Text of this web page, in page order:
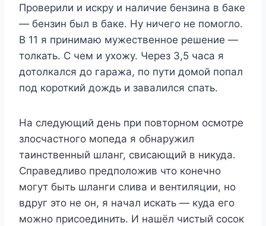
Проверили и искру и наличие бензина в баке
— бензин был в баке. Ну ничего не помогло.
В 11 я принимаю мужественное решение —
толкать. С чем и ухожу. Через 3,5 часа я
дотолкался до гаража, по пути домой попал
под короткий дождь и завалился спать.
На следующий день при повторном осмотре
злосчастного мопеда я обнаружил
таинственный шланг, свисающий в никуда.
Справедливо предположив что конечно
могут быть шланги слива и вентиляции, но
вдруг это не он, я начал искать — куда его
можно присоединить. И нашёл чистый сосок